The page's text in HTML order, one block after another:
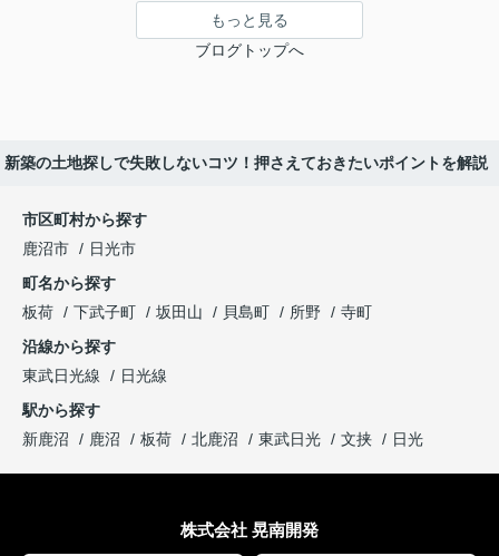
もっと見る
ブログトップへ
新築の土地探しで失敗しないコツ！押さえておきたいポイントを解説
市区町村から探す
鹿沼市
日光市
町名から探す
板荷
下武子町 坂田山 貝島町 所野
寺町
沿線から探す
東武日光線
日光線
駅から探す
新鹿沼
鹿沼 板荷 北鹿沼 東武日光 文挟 日光
株式会社 晃南開発